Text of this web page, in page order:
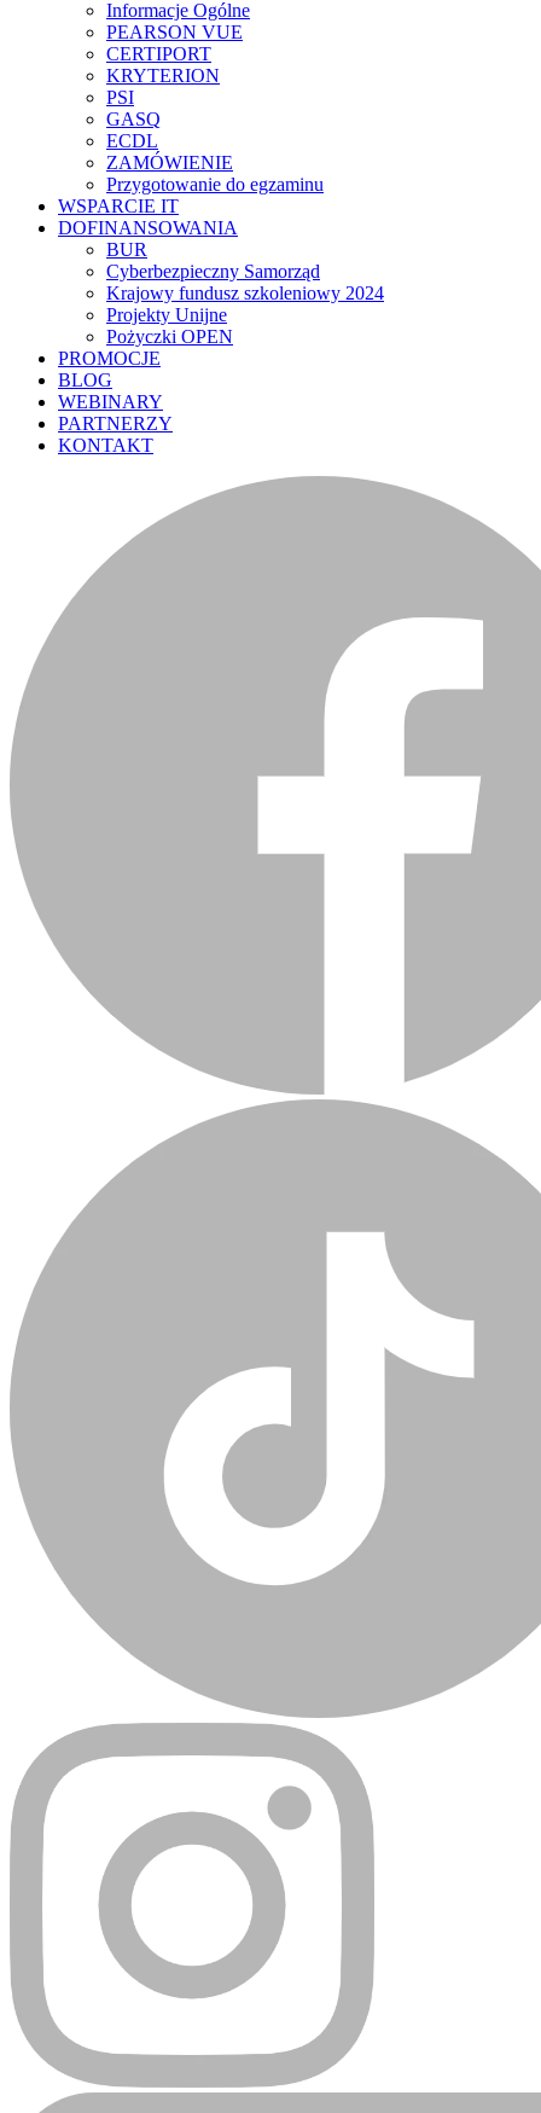
Informacje Ogólne
PEARSON VUE
CERTIPORT
KRYTERION
PSI
GASQ
ECDL
ZAMÓWIENIE
Przygotowanie do egzaminu
WSPARCIE IT
DOFINANSOWANIA
BUR
Cyberbezpieczny Samorząd
Krajowy fundusz szkoleniowy 2024
Projekty Unijne
Pożyczki OPEN
PROMOCJE
BLOG
WEBINARY
PARTNERZY
KONTAKT